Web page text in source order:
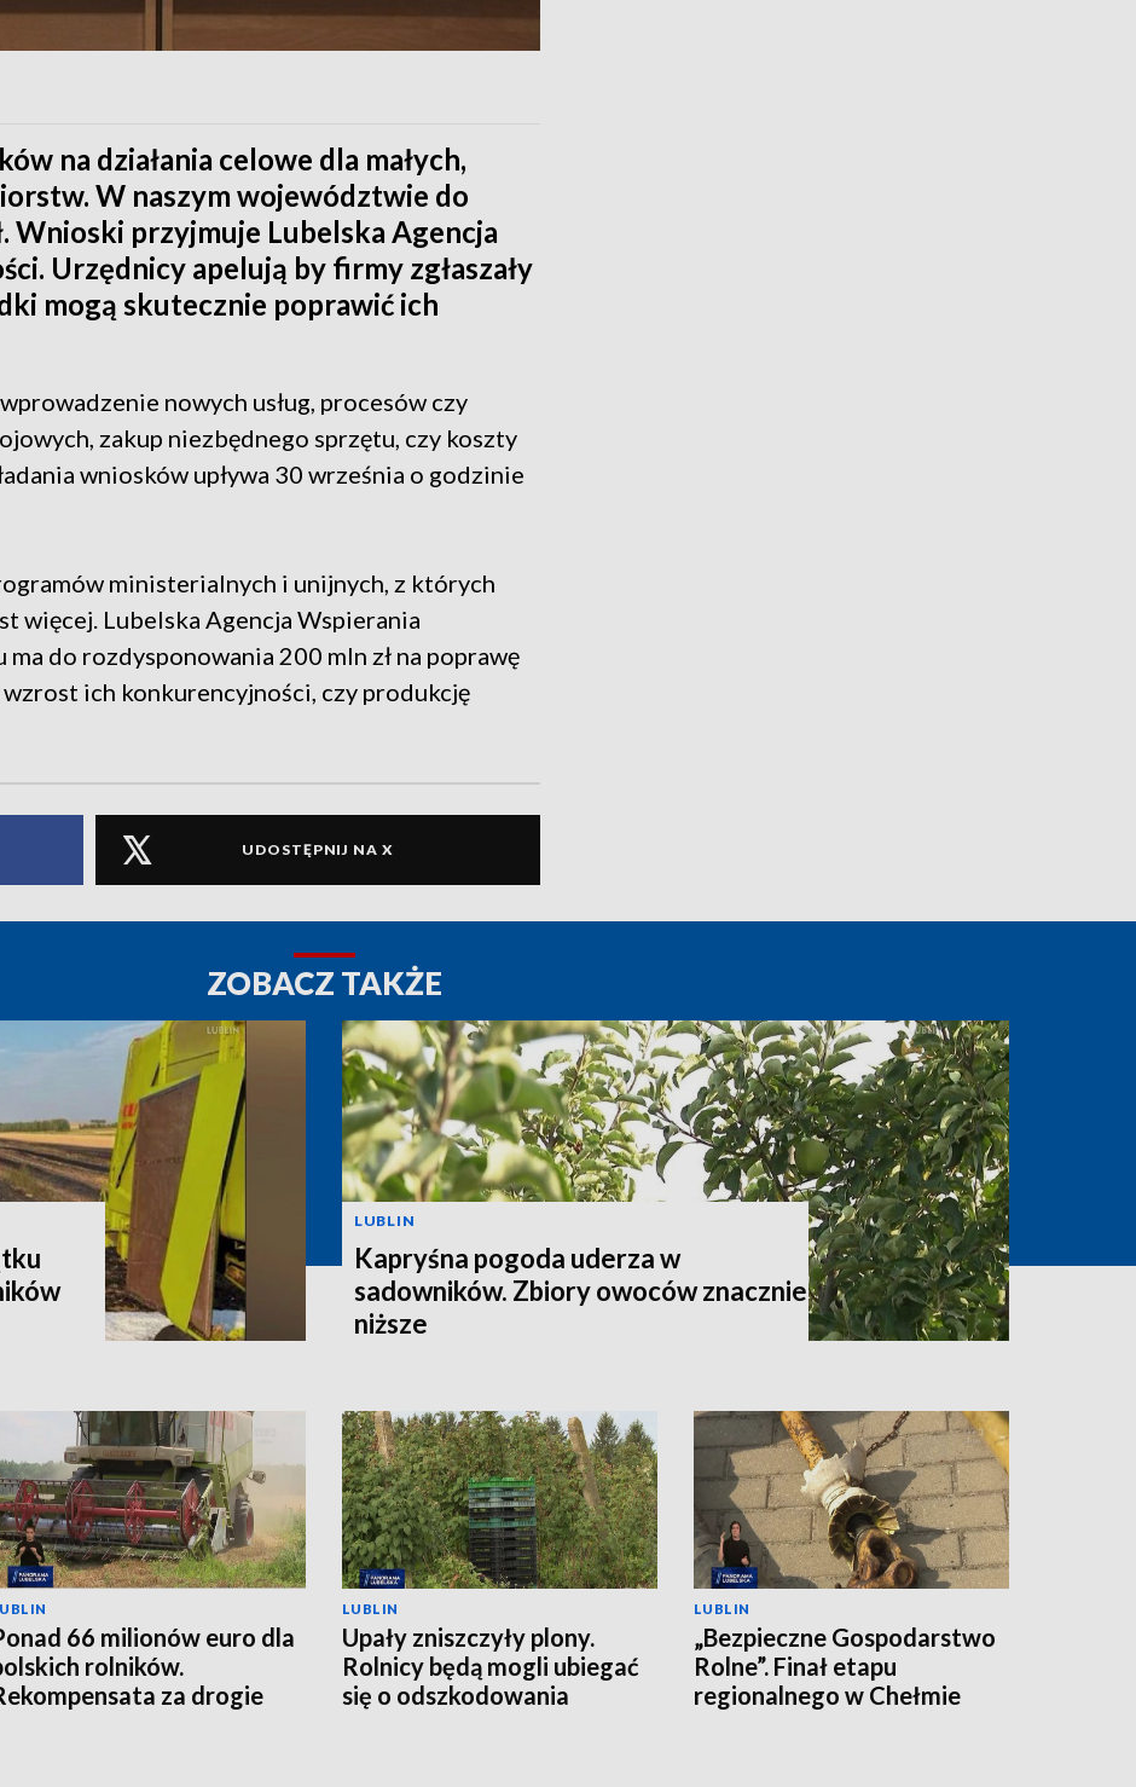
na działania celowe dla małych,
W naszym województwie do
Wnioski przyjmuje Lubelska Agencja
Urzędnicy apelują by firmy zgłaszały
mogą skutecznie poprawić ich
nowych usług, procesów czy
zakup niezbędnego sprzętu, czy koszty
wniosków upływa 30 września o godzinie
ministerialnych i unijnych, z których
więcej. Lubelska Agencja Wspierania
do rozdysponowania 200 mln zł na poprawę
ich konkurencyjności, czy produkcję
UDOSTĘPNIJ NA X
ZOBACZ TAKŻE
LUBLIN
Kapryśna pogoda uderza w
sadowników. Zbiory owoców znacznie
niższe
66 milionów euro dla
rolników.
za drogie
LUBLIN
Upały zniszczyły plony.
Rolnicy będą mogli ubiegać
się o odszkodowania
LUBLIN
„Bezpieczne Gospodarstwo
Rolne”. Finał etapu
regionalnego w Chełmie